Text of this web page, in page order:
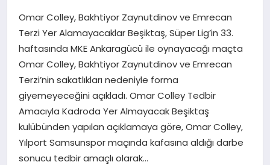
SAĞLIK
EKONOMI
MAGAZIN
EĞITIM
Omar Colley, Bakhtiyor Zaynutdinov ve Emrecan
Terzi Yer Alamayacaklar Beşiktaş, Süper Lig’in 33.
haftasında MKE Ankaragücü ile oynayacağı maçta
Omar Colley, Bakhtiyor Zaynutdinov ve Emrecan
Terzi’nin sakatlıkları nedeniyle forma
giyemeyeceğini açıkladı. Omar Colley Tedbir
Amacıyla Kadroda Yer Almayacak Beşiktaş
kulübünden yapılan açıklamaya göre, Omar Colley,
Yılport Samsunspor maçında kafasına aldığı darbe
sonucu tedbir amaçlı olarak…